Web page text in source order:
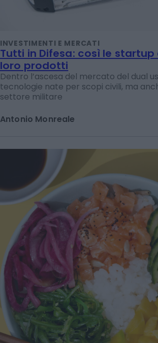
INVESTIMENTI E MERCATI
Tutti in Difesa: così le
loro prodotti
Dentro l’ascesa del mercato del dual
tecnologie nate per scopi civili, ma
settore militare
Antonio Monreale